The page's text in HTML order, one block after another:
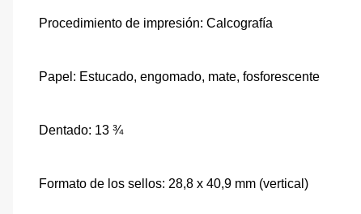
Procedimiento de impresión: Calcografía
Papel: Estucado, engomado, mate, fosforescente
Dentado: 13 ¾
Formato de los sellos: 28,8 x 40,9 mm (vertical)